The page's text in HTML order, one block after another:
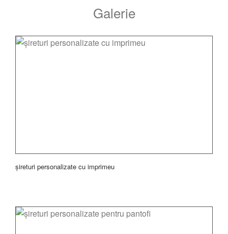
Galerie
șireturi personalizate cu imprimeu